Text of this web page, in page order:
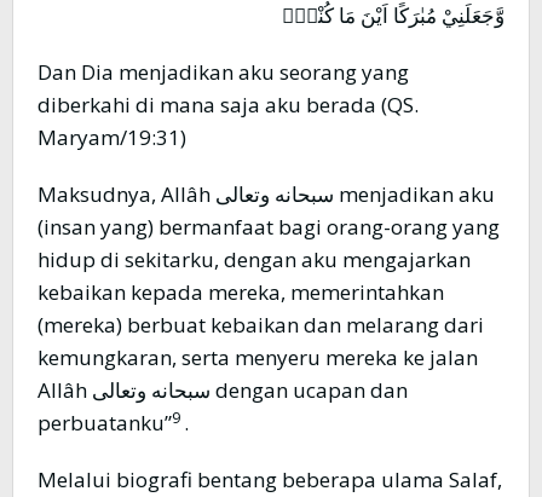
وَّجَعَلَنِيْ مُبٰرَكًا اَيْنَ مَا كُنْتُۖ
Dan Dia menjadikan aku seorang yang
diberkahi di mana saja aku berada (QS.
Maryam/19:31)
Maksudnya, Allâh سبحانه وتعالى menjadikan aku
(insan yang) bermanfaat bagi orang-orang yang
hidup di sekitarku, dengan aku mengajarkan
kebaikan kepada mereka, memerintahkan
(mereka) berbuat kebaikan dan melarang dari
kemungkaran, serta menyeru mereka ke jalan
Allâh سبحانه وتعالى dengan ucapan dan
perbuatanku”9 .
Melalui biografi bentang beberapa ulama Salaf,